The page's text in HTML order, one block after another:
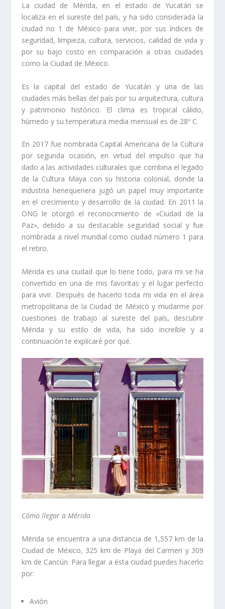
La ciudad de Mérida, en el estado de Yucatán se
localiza en el sureste del país, y ha sido considerada la
ciudad no 1 de México para vivir, por sus índices de
seguridad, limpieza, cultura, servicios, calidad de vida y
por su bajo costo en comparación a otras ciudades
como la Ciudad de México.
Es la capital del estado de Yucatán y una de las
ciudades más bellas del país por su arquitectura, cultura
y patrimonio histórico. El clima es tropical cálido,
húmedo y su temperatura media mensual es de 28º C.
En 2017 fue nombrada Capital Americana de la Cultura
por segunda ocasión, en virtud del impulso que ha
dado a las actividades culturales que combina el legado
de la Cultura Maya con su historia colonial, donde la
industria henequenera jugó un papel muy importante
en el crecimiento y desarrollo de la ciudad. En 2011 la
ONG le otorgó el reconocimiento de «Ciudad de la
Paz», debido a su destacable seguridad social y fue
nombrada a nivel mundial como ciudad número 1 para
el retiro.
Mérida es una ciudad que lo tiene todo, para mi se ha
convertido en una de mis favoritas y el lugar perfecto
para vivir. Después de hacerlo toda mi vida en el área
metropolitana de la Ciudad de México y mudarme por
cuestiones de trabajo al sureste del país, descubrir
Mérida y su estilo de vida, ha sido increíble y a
continuación te explicaré por qué.
Cómo llegar a Mérida
Mérida se encuentra a una distancia de 1,557 km de la
Ciudad de México, 325 km de Playa del Carmen y 309
km de Cancún. Para llegar a ésta ciudad puedes hacerlo
por:
Avión